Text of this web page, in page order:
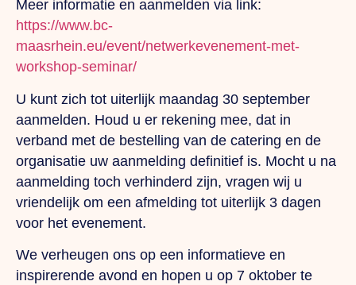
Meer informatie en aanmelden via link:
https://www.bc-
maasrhein.eu/event/netwerkevenement-met-
workshop-seminar/
U kunt zich tot uiterlijk maandag 30 september
aanmelden. Houd u er rekening mee, dat in
verband met de bestelling van de catering en de
organisatie uw aanmelding definitief is. Mocht u na
aanmelding toch verhinderd zijn, vragen wij u
vriendelijk om een afmelding tot uiterlijk 3 dagen
voor het evenement.
We verheugen ons op een informatieve en
inspirerende avond en hopen u op 7 oktober te